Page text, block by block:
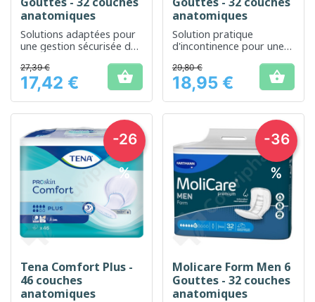
anatomiques
Solutions adaptées pour
une gestion sécurisée de
sévère.
Prix
27,39 €
17,42 € 
anatomiques
Solution pratique
d'incontinence pour une
efficace
Prix
29,80 €
18,95 € 
Tena Comfort Plus -
46 couches
anatomiques
-26
%
Molicare Form Men 6
Gouttes - 32 couches
anatomiques
-36
%